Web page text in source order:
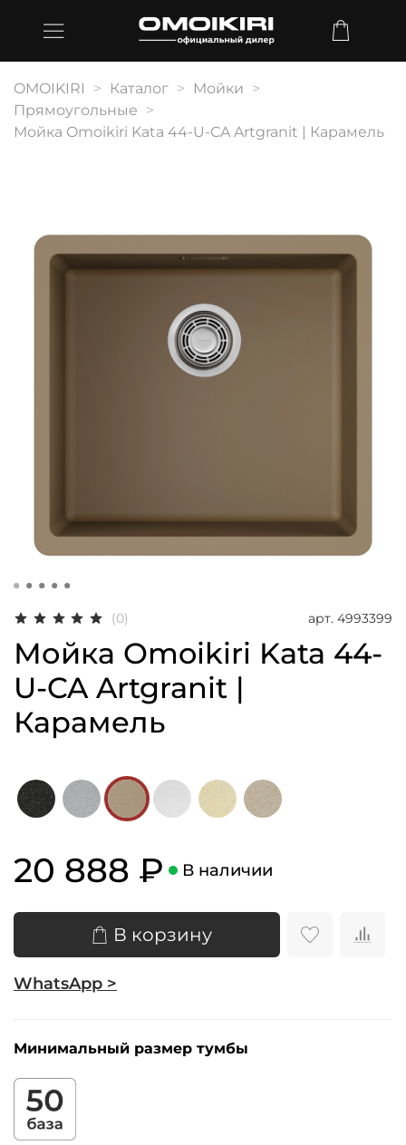
OMOIKIRI Каталог
Мойки
Прямоугольные
Мойка Omoikiri Kata 44-U-CA Artgranit | Карамель
(0) арт. 4993399
Мойка Omoikiri Kata 44-
U-CA Artgranit |
Карамель
20 888 ₽ В наличии
В корзину
WhatsApp >
Минимальный размер тумбы